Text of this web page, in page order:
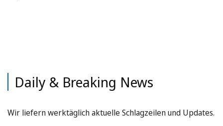
Daily & Breaking News
Wir liefern werktäglich aktuelle Schlagzeilen und Updates.